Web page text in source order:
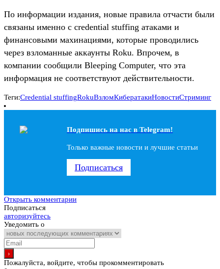
По информации издания, новые правила отчасти были
связаны именно с credential stuffing атаками и
финансовыми махинациями, которые проводились
через взломанные аккаунты Roku. Впрочем, в
компании сообщили Bleeping Computer, что эта
информация не соответствуют действительности.
Теги:Credential stuffingRokuВзломКибератакиНовостиСтриминг
Подпишись на наc в Telegram!
Только важные новости и лучшие статьи
Подписаться
Открыть комментарии
Подписаться
авторизуйтесь
Уведомить о
Пожалуйста, войдите, чтобы прокомментировать